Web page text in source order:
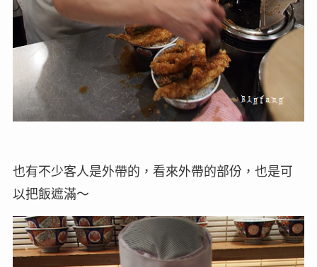
也有不少客人是外帶的，看來外帶的部份，也是可
以把飯遮滿～